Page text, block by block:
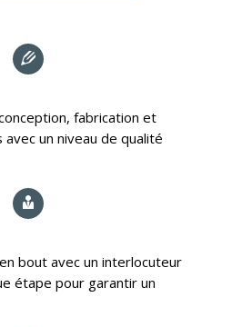
fabrication et
un niveau de qualité
bout avec un interlocuteur
étape pour garantir un